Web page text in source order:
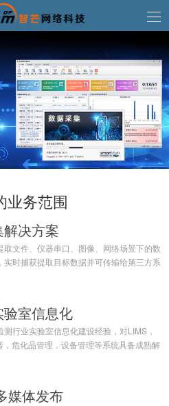
业务范围
决方案
取文件、仪器串口、图像、网络场景下的数
实时捕获提取目标数据并可传输给第三方系
室信息化
行业实验室信息化建设经验，对LIMS，
危化品管理，设备管理等系统具备成熟解
媒体发布